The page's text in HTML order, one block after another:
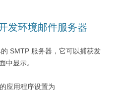
发环境邮件服务器
SMTP 服务器，它可以捕获发
中显示。
应用程序设置为